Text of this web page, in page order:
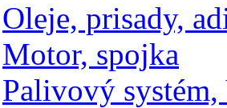
Oleje, prisady,
Motor, spojka
Palivový